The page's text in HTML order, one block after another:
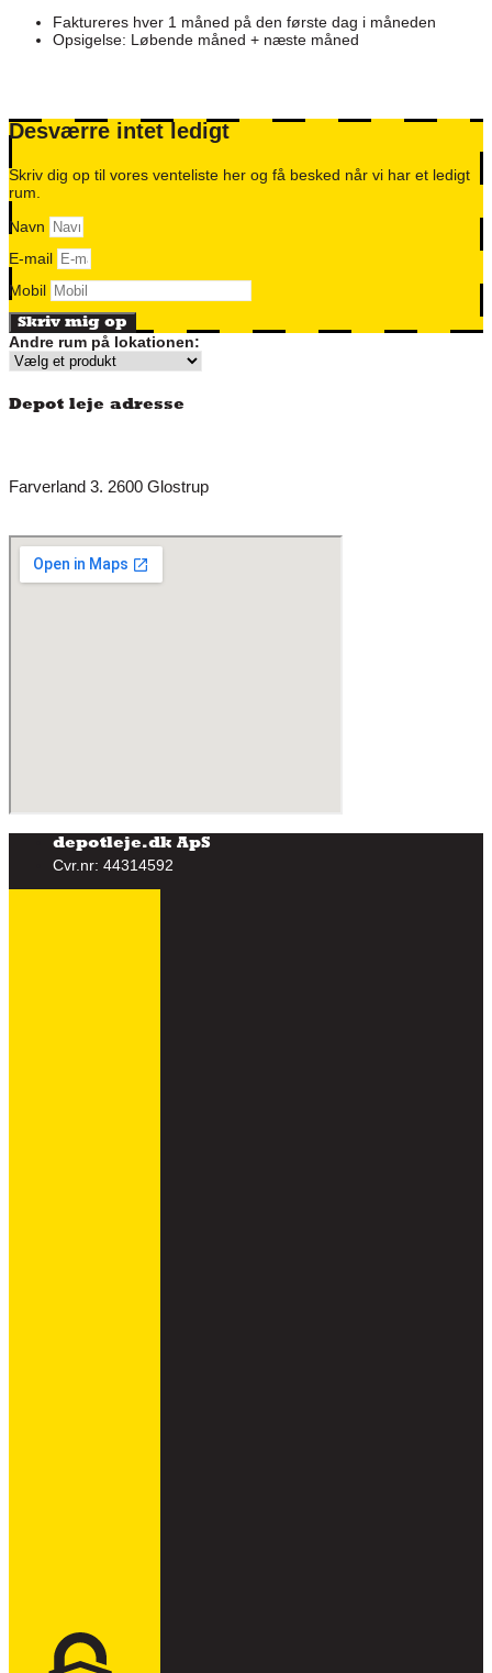
Faktureres hver 1 måned på den første dag i måneden
Opsigelse: Løbende måned + næste måned
Desværre intet ledigt
Skriv dig op til vores venteliste her og få besked når vi har et ledigt
rum.
Navn
E-mail
Mobil
Skriv mig op
Andre rum på lokationen:
Depot leje adresse
Farverland 3. 2600 Glostrup
depotleje.dk ApS
Cvr.nr: 44314592